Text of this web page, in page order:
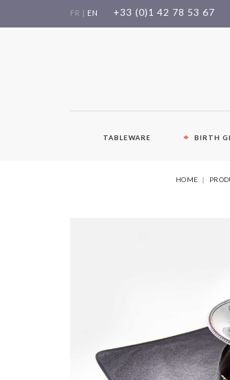
FR EN +33 (0)1 42 78 53 67
TABLEWARE BIRTH
HOME